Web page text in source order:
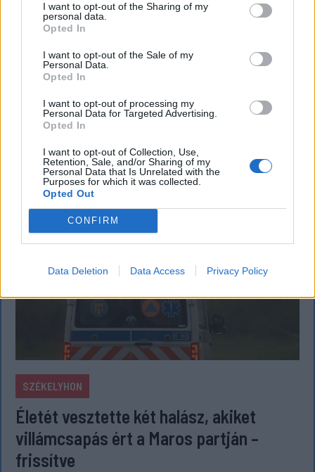
I want to opt-out of the Sharing of my
personal data.
Opted In
I want to opt-out of the Sale of my
Personal Data.
Opted In
I want to opt-out of processing my
Personal Data for Targeted Advertising.
Opted In
I want to opt-out of Collection, Use,
Retention, Sale, and/or Sharing of my
Personal Data that Is Unrelated with the
Purposes for which it was collected.
Opted Out
CONFIRM
Data Deletion Data Access Privacy Policy
eltiltották a Sepsi OSK
csapatkapitányát
Végleges döntést hozott a lausanne-i Nemzetközi
Sportdöntőbíróság (CAS) Cosmin Matei
doppingügyében. A Sepsi OSK csapatkapitányát
kilenc hónapra eltiltották, amelyből egy hónapot
már letöltött.
SZÉKELYHON
Életét vesztette két halász, akiket
villámcsapás ért a Maros partján –
frissítve